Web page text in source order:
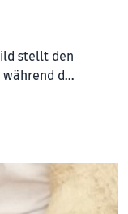
stellt den
während d…